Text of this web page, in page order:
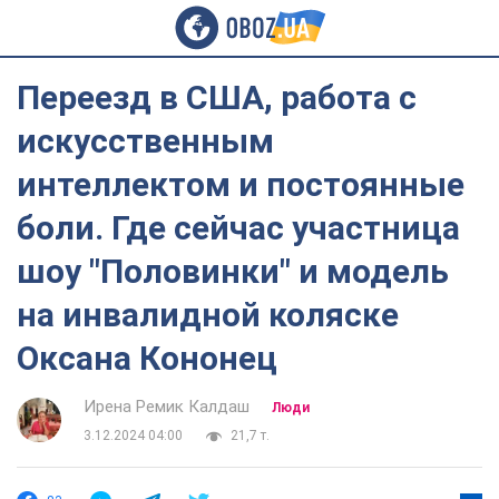
Переезд в США, работа с
искусственным
интеллектом и постоянные
боли. Где сейчас участница
шоу "Половинки" и модель
на инвалидной коляске
Оксана Кононец
Ирена Ремик Калдаш
Люди
3.12.2024 04:00
21,7 т.